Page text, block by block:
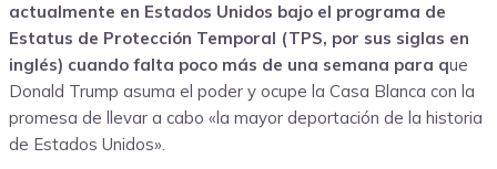
actualmente en Estados Unidos bajo el programa de
Estatus de Protección Temporal (TPS, por sus siglas en
inglés) cuando falta poco más de una semana para que
Donald Trump asuma el poder y ocupe la Casa Blanca con la
promesa de llevar a cabo «la mayor deportación de la historia
de Estados Unidos».